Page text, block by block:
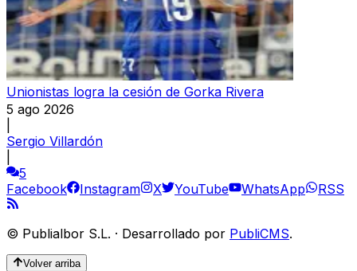
Unionistas logra la cesión de Gorka Rivera
5 ago 2026
Sergio Villardón
5
Facebook
Instagram X YouTube WhatsApp RSS
© Publialbor S.L. · Desarrollado por PubliCMS.
Volver arriba